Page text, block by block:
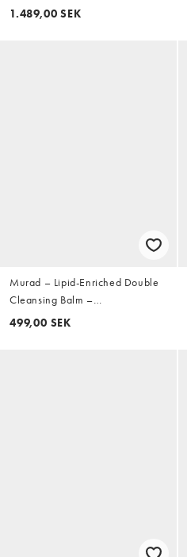
1.489,00 SEK
Murad – Lipid-Enriched Double
Cleansing Balm –
Rengöringsbalsam
499,00 SEK